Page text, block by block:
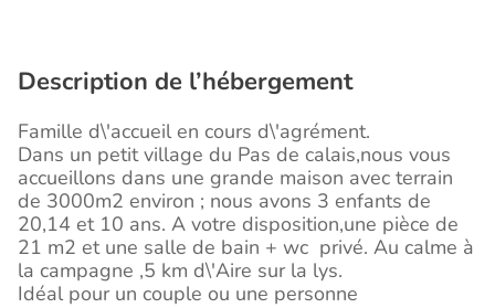
Description de l’hébergement
Famille d\'accueil en cours d\'agrément.
Dans un petit village du Pas de calais,nous vous
accueillons dans une grande maison avec terrain
de 3000m2 environ ; nous avons 3 enfants de
20,14 et 10 ans. A votre disposition,une pièce de
21 m2 et une salle de bain + wc privé. Au calme à
la campagne ,5 km d\'Aire sur la lys.
Idéal pour un couple ou une personne